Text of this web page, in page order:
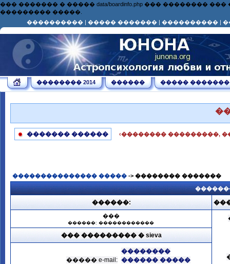
��� ������� � ����� data/boardinfo.php ���
��������� �����.
���������� | ����� ������� | ���������� |
�������� 2014 ������ ����� �������
������� ������ ‹�������� ���������,
��������������� ����� -> �������� �������
������:
���
������: ������������
��� ��������� � sieva
����� e-mail:
��������
������ �����